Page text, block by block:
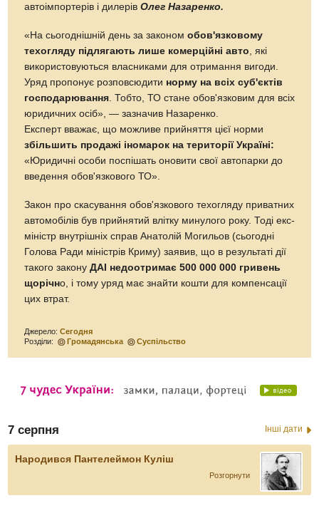
автоімпортерів і дилерівОлег Назаренко.
«На сьогоднішній день за закономобов'язковому
техогляду підлягають лише комерційні авто , які
використовуються власниками для отримання вигоди.
Уряд пропонує розповсюдити норму на всіх суб'єктів
господарювання . Тобто, ТО стане обов'язковим для всіх
юридичних осіб», — зазначив Назаренко.
Експерт вважає, що можливе прийняття цієї норми
збільшить продажі іномарок на території Україні:
«Юридичні особи поспішать оновити свої автопарки до
введення обов'язкового ТО».
Закон про скасування обов'язкового техогляду приватних
автомобілів був прийнятий влітку минулого року. Тоді екс-
міністр внутрішніх справ Анатолій Могильов (сьогодні
Голова Ради міністрів Криму) заявив, що в результаті дії
такого законуДАІ недоотримає 500 000 000 гривень
щорічно, і тому уряд має знайти кошти для компенсації
цих втрат.
Джерело:Сегодня
Розділи:
Громадянська Суспільство
7 серпня Інші дати
Народився Пантелеймон Куліш
Розгорнути